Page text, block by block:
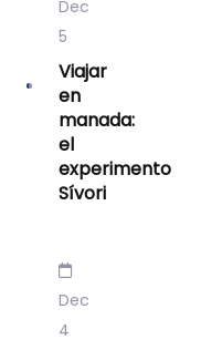
Dec
5
Viajar
en
manada:
el
experimento
Sívori
Dec
4